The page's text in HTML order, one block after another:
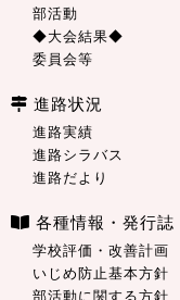
部活動
◆大会結果◆
委員会等
進路状況
進路実績
進路シラバス
進路だより
各種情報・発行誌
学校評価・改善計画
いじめ防止基本方針
部活動に関する方針